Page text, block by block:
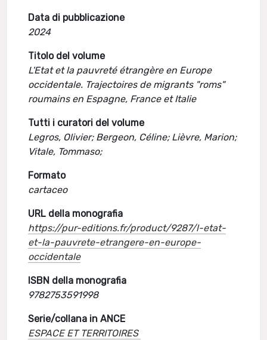
Data di pubblicazione
2024
Titolo del volume
L'Etat et la pauvreté étrangère en Europe
occidentale. Trajectoires de migrants "roms"
roumains en Espagne, France et Italie
Tutti i curatori del volume
Legros, Olivier; Bergeon, Céline; Lièvre, Marion;
Vitale, Tommaso;
Formato
cartaceo
URL della monografia
https://pur-editions.fr/product/9287/l-etat-
et-la-pauvrete-etrangere-en-europe-
occidentale
ISBN della monografia
9782753591998
Serie/collana in ANCE
ESPACE ET TERRITOIRES